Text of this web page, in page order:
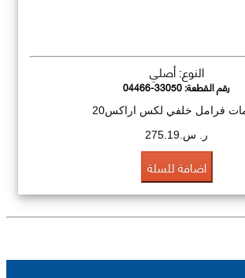
النوع: أصلي
رقم القطعة:04466-33050
فرامل خلفي لكس اراكس20
ر. س.275.19
اضافة للسلة